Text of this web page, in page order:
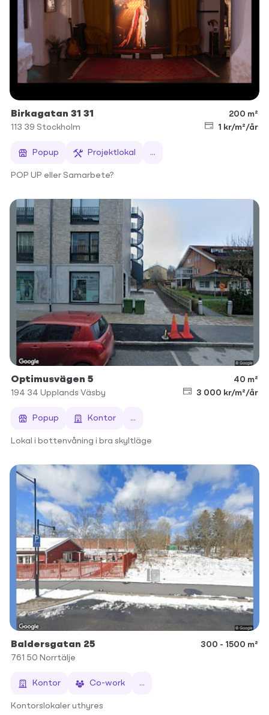
Birkagatan 31 31
200 m²
113 39 Stockholm 1 kr/m²/år
Popup Projektlokal ...
POP UP eller Samarbete?
Optimusvägen 5
40 m²
194 34 Upplands Väsby 3 000 kr/m²/år
Popup Kontor ...
Lokal i bottenvåning i bra skyltläge
Baldersgatan 25
300 - 1500 m²
761 50 Norrtälje
Kontor Co-work ...
Kontorslokaler uthyres